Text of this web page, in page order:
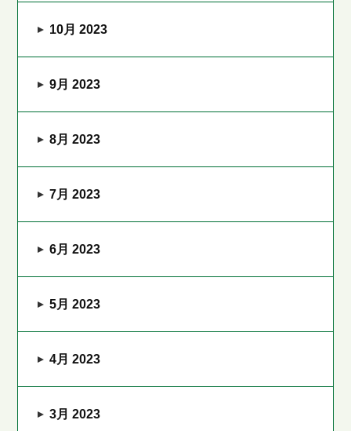
10月 2023
9月 2023
8月 2023
7月 2023
6月 2023
5月 2023
4月 2023
3月 2023